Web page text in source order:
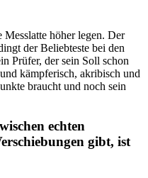
Messlatte höher legen. Der
der Beliebteste bei den
Prüfer, der sein Soll schon
kämpferisch, akribisch und
braucht und noch sein
echten
gibt, ist